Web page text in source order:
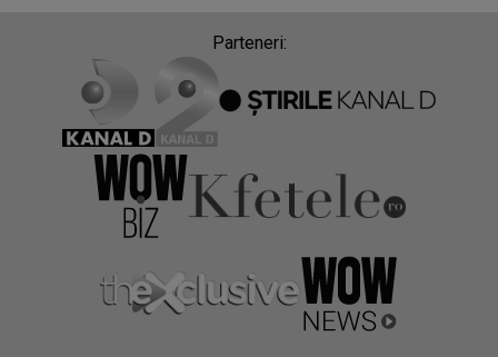
Parteneri: